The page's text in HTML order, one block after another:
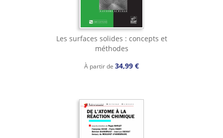
Les surfaces solides : concepts et
méthodes
À partir de 34,99 €